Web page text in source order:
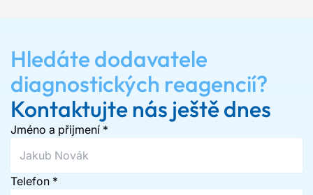
Hledáte dodavatele
diagnostických reagencií?
Kontaktujte nás ještě dnes
Jméno a přijmení *
Telefon *